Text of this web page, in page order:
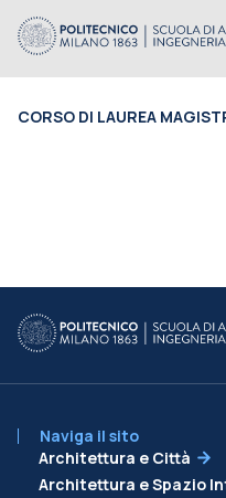
CORSO DI LAUREA
Naviga il sito
Architettura e Città
Architettura e Spazio